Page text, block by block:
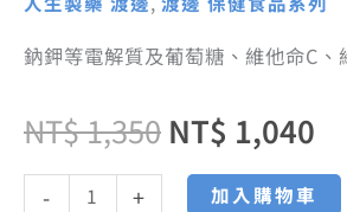
鈉鉀等電解質及葡萄糖、維他命C、
NT$1,350 NT$ 1,040
- + 加入購物車